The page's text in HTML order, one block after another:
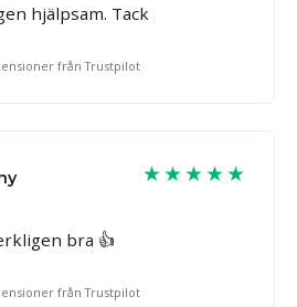
hjälpsam. Tack
från Trustpilot
★★★★★
bra 👍
från Trustpilot